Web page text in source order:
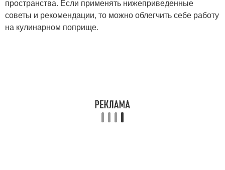
пространства. Если применять нижеприведенные
советы и рекомендации, то можно облегчить себе работу
на кулинарном поприще.